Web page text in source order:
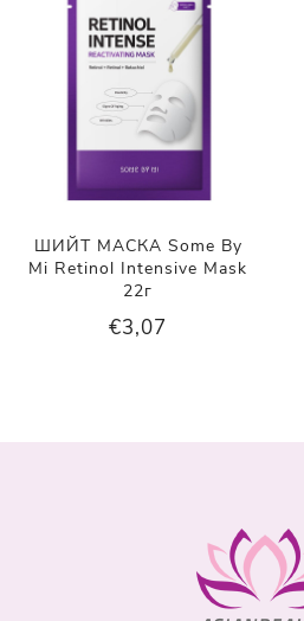
ШИЙТ МАСКА Some By
Mi Retinol Intensive Mask
22г
€3,07